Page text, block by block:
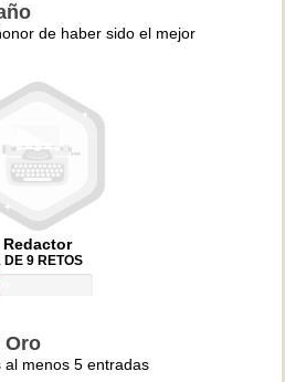
de haber sido el mejor
Redactor
DE 9 RETOS
Oro
al menos 5 entradas